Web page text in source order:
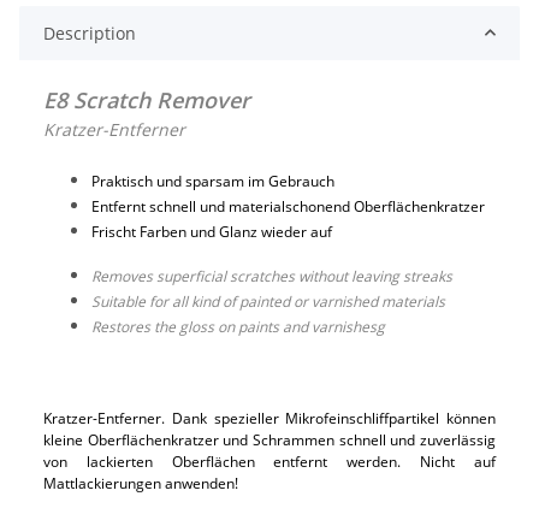
Description
E8 Scratch Remover
Kratzer-Entferner
Praktisch und sparsam im Gebrauch
Entfernt schnell und materialschonend Oberflächenkratzer
Frischt Farben und Glanz wieder auf
Removes superficial scratches without leaving streaks
Suitable for all kind of painted or varnished materials
Restores the gloss on paints and varnishesg
Kratzer-Entferner. Dank spezieller Mikrofeinschliffpartikel können
kleine Oberflächenkratzer und Schrammen schnell und zuverlässig
von lackierten Oberflächen entfernt werden. Nicht auf
Mattlackierungen anwenden!